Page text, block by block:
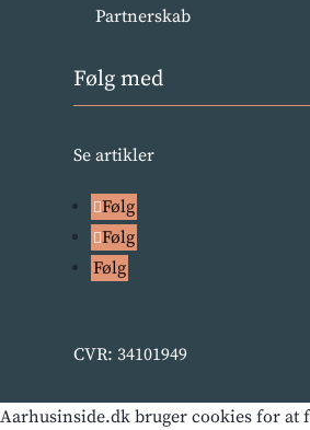
Partnerskab
Følg med
Se artikler
Følg
Følg
Følg
CVR: 34101949
Aarhusinside.dk bruger cookies for at